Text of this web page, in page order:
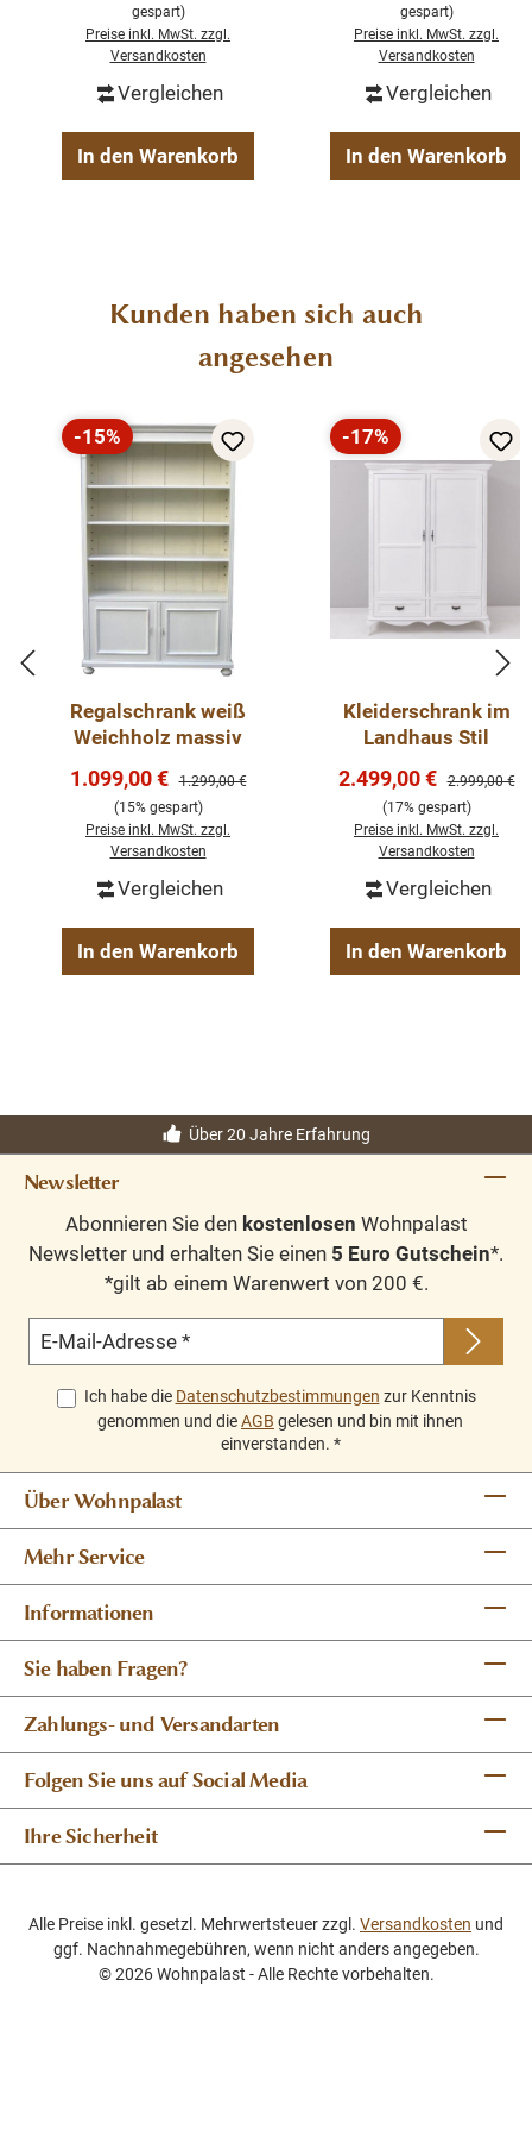
Stil und Beständigkeit überzeugt.
Abmessungen: Höhe: 150 cm Breite: 100 cm Tiefe:
Produktdetails
6 große Schubladen
Handgefertigt nach alten Vorlagen
Premium Qualität
Fertig montiert – sofort einsatzbereit
gespart)
Preise inkl. MwSt. zzgl.
Versandkosten
Vergleichen
In den Warenkorb
gespart)
Preise inkl. MwSt. zzgl.
Versandkosten
Vergleichen
In den Warenkorb
Produktgalerie überspringen
Kunden haben sich auch
angesehen
Rabatt
-15%
Regalschrank weiß
Weichholz massiv
Verkaufspreis:
1.099,00 € Regulärer Preis:
1.299,00 €
(15% gespart)
Preise inkl. MwSt. zzgl.
Versandkosten
Vergleichen
In den Warenkorb
Rabatt
-17%
Kleiderschrank im
Landhaus Stil
Verkaufspreis:
2.499,00 € Regulärer
2.999,00 €
(17% gespart)
Preise inkl. MwSt. zzgl.
Versandkosten
Vergleichen
In den Warenkorb
Über 20 Jahre Erfahrung
Newsletter
Abonnieren Sie den kostenlosen Wohnpalast
Newsletter und erhalten Sie einen 5 Euro Gutschein*.
*gilt ab einem Warenwert von 200 €.
E-Mail-Adresse *
Ich habe die Datenschutzbestimmungen zur Kenntnis
genommen und dieAGB gelesen und bin mit ihnen
einverstanden. *
Über Wohnpalast
Mehr Service
Informationen
Sie haben Fragen?
Zahlungs- und Versandarten
Folgen Sie uns auf Social Media
Ihre Sicherheit
Alle Preise inkl. gesetzl. Mehrwertsteuer zzgl. Versandkosten und
ggf. Nachnahmegebühren, wenn nicht anders angegeben.
© 2026 Wohnpalast - Alle Rechte vorbehalten.